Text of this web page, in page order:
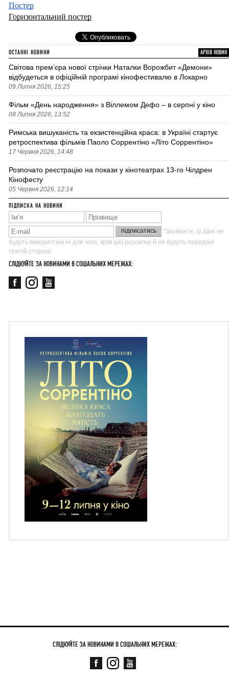
Постер
Горизонтальний постер
ОСТАННІ НОВИНИ АРХІВ НОВИН
Світова премʼєра нової стрічки Наталки Ворожбит «Демони»
відбудеться в офіційній програмі кінофестивалю в Локарно
09 Липня 2026, 15:25
Фільм «День народження» з Віллемом Дефо – в серпні у кіно
08 Липня 2026, 13:52
Римська вишуканість та екзистенційна краса: в Україні стартує
ретроспектива фільмів Паоло Соррентіно «Літо Соррентіно»
17 Червня 2026, 14:48
Розпочато реєстрацію на покази у кінотеатрах 13-го Чілдрен
Кінофесту
05 Червня 2026, 12:14
ПІДПИСКА НА НОВИНИ
*Зауважте, ці дані не
будуть використані ні для чого, крім цієї розсилки й не будуть передані
третій стороні.
СЛІДКУЙТЕ ЗА НОВИНАМИ В СОЦІАЛЬНИХ МЕРЕЖАХ:
СЛІДКУЙТЕ ЗА НОВИНАМИ В СОЦІАЛЬНИХ МЕРЕЖАХ: